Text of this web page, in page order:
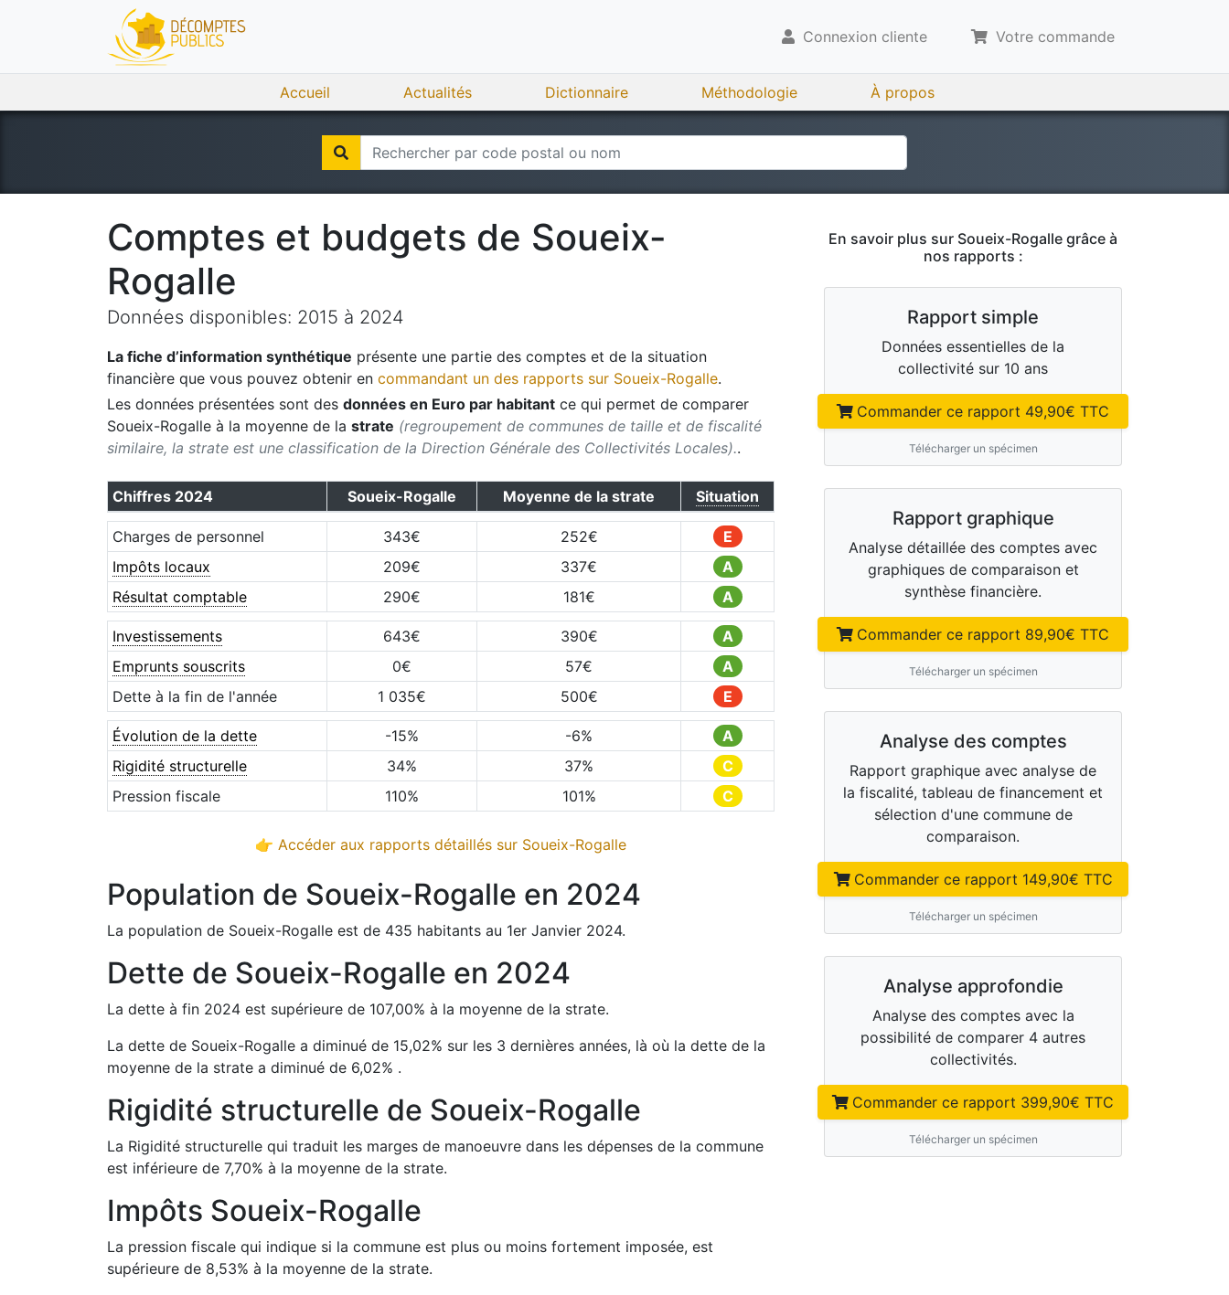
Connexion cliente Votre commande
Accueil Actualités Dictionnaire Méthodologie À propos
Comptes et budgets de Soueix-
Rogalle
Données disponibles: 2015 à 2024
La fiche d’information synthétique présente une partie des comptes et de la situation
financière que vous pouvez obtenir en commandant un des rapports sur Soueix-Rogalle.
Les données présentées sont des données en Euro par habitant ce qui permet de comparer
Soueix-Rogalle à la moyenne de la strate (regroupement de communes de taille et de fiscalité
similaire, la strate est une classification de la Direction Générale des Collectivités Locales)..
Chiffres 2024 Soueix-Rogalle Moyenne de la strate Situation
Charges de personnel 343€ 252€
E
Impôts locaux
209€ 337€
A
Résultat comptable
290€ 181€ A
Investissements 643€ 390€
A
Emprunts souscrits
0€ 57€
A
Dette à la fin de l'année
1 035€ 500€ E
Évolution de la dette -15% -6%
A
Rigidité structurelle
34% 37%
C
Pression fiscale
110% 101% C
👉 Accéder aux rapports détaillés sur Soueix-Rogalle
Population de Soueix-Rogalle en 2024
La population de Soueix-Rogalle est de 435 habitants au 1er Janvier 2024.
Dette de Soueix-Rogalle en 2024
La dette à fin 2024 est supérieure de 107,00% à la moyenne de la strate.
La dette de Soueix-Rogalle a diminué de 15,02% sur les 3 dernières années, là où la dette de la
moyenne de la strate a diminué de 6,02% .
Rigidité structurelle de Soueix-Rogalle
La Rigidité structurelle qui traduit les marges de manoeuvre dans les dépenses de la commune
est inférieure de 7,70% à la moyenne de la strate.
Impôts Soueix-Rogalle
La pression fiscale qui indique si la commune est plus ou moins fortement imposée, est
supérieure de 8,53% à la moyenne de la strate.
En savoir plus sur Soueix-Rogalle grâce à
nos rapports :
Rapport simple
Données essentielles de la
collectivité sur 10 ans
Commander ce rapport 49,90€ TTC
Télécharger un spécimen
Rapport graphique
Analyse détaillée des comptes avec
graphiques de comparaison et
synthèse financière.
Commander ce rapport 89,90€ TTC
Télécharger un spécimen
Analyse des comptes
Rapport graphique avec analyse de
la fiscalité, tableau de financement et
sélection d'une commune de
comparaison.
Commander ce rapport 149,90€ TTC
Télécharger un spécimen
Analyse approfondie
Analyse des comptes avec la
possibilité de comparer 4 autres
collectivités.
Commander ce rapport 399,90€ TTC
Télécharger un spécimen